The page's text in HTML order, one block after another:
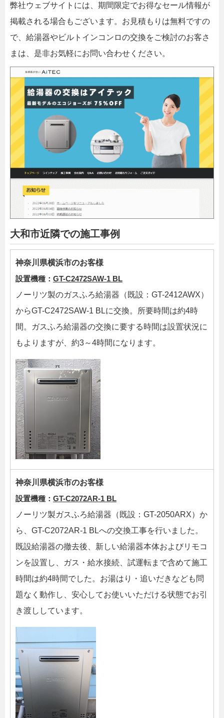
弊社ウェブサイトには、期間限定でお得なセール情報が
掲載される場合もございます。お見積もりは無料ですの
で、給湯器やビルトインコンロの交換をご検討のお客さ
まは、是非お気軽にお問い合わせください。
大和市近隣での施工事例
神奈川県横浜市のお客様
設置機種： GT-C2472SAW-1 BL
ノーリツ製のガスふろ給湯器（既設：GT-2412AWX）
からGT-C2472SAW-1 BLに交換。所要時間は約4時
間。ガスふろ給湯器の交換に要する時間は設置状況に
もよりますが、約3～4時間になります。
神奈川県横浜市のお客様
設置機種： GT-C2072AR-1 BL
ノーリツ製ガスふろ給湯器（既設：GT-2050ARX）か
ら、GT-C2072AR-1 BLへの交換工事を行いました。
既設給湯器の撤去後、新しい給湯器本体およびリモコ
ンを設置し、ガス・給水接続、試運転まで含めて施工
時間は約4時間でした。お湯はり・追いだきなども問
題なく動作し、安心してお使いいただける状態でお引
き渡ししています。